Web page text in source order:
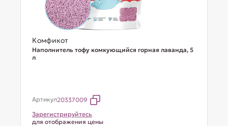
Комфикот
Наполнитель тофу комкующийся горная лаванда, 5
л
Артикул20337009
Зарегистрируйтесь
для отображения цены